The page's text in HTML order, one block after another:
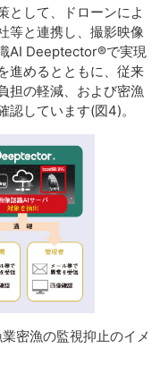
として、ドローンによ
等と連携し、撮影映像
AI Deeptector®で実現
進めるとともに、従来
担の軽減、および密漁
しています(図4)。
密漁の監視抑止のイメ